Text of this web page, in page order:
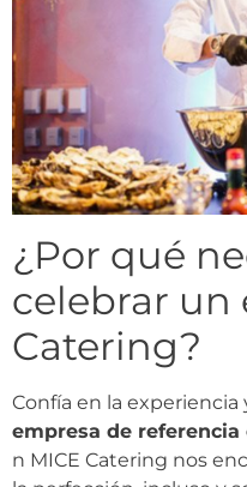
¿Por qué
celebrar un
Catering?
Confía en la experiencia
empresa de
n MICE Catering nos